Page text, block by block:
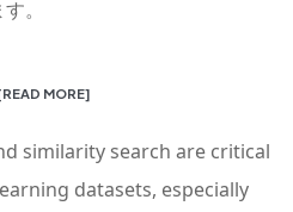
。
MORE]
similarity search are critical
datasets, especially